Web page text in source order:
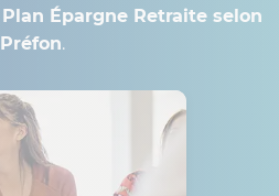
Plan Épargne Retraite selon
Préfon.